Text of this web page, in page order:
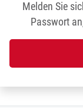
Melden Sie
Passwort